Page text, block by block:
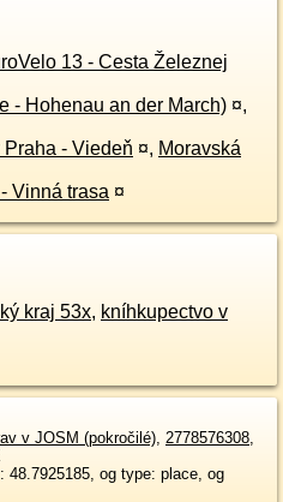
13 - Cesta Železnej
- Hohenau an der March) ¤,
- Viedeň ¤, Moravská
Vinná trasa ¤
kraj 53x, kníhkupectvo v
v JOSM (pokročilé), 2778576308,
48.7925185, og type: place, og